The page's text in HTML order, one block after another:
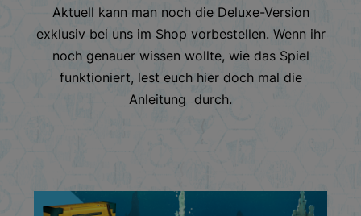
Aktuell kann man noch die Deluxe-Version
exklusiv bei uns im Shop vorbestellen. Wenn ihr
noch genauer wissen wollte, wie das Spiel
funktioniert, lest euch hier doch mal die
Anleitung durch.